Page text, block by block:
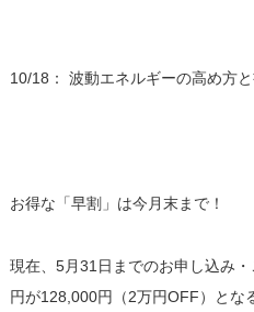
10/18： 波動エネルギーの高め方と
お得な「早割」は今月末まで！
現在、5月31日までのお申し込み
円が128,000円（2万円OFF）とな